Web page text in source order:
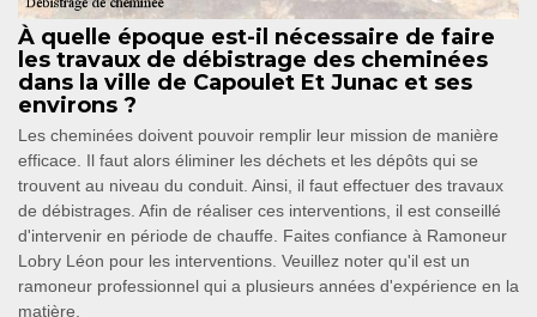
À quelle époque est-il nécessaire de faire
les travaux de débistrage des cheminées
dans la ville de Capoulet Et Junac et ses
environs ?
Les cheminées doivent pouvoir remplir leur mission de manière
efficace. Il faut alors éliminer les déchets et les dépôts qui se
trouvent au niveau du conduit. Ainsi, il faut effectuer des travaux
de débistrages. Afin de réaliser ces interventions, il est conseillé
d'intervenir en période de chauffe. Faites confiance à Ramoneur
Lobry Léon pour les interventions. Veuillez noter qu'il est un
ramoneur professionnel qui a plusieurs années d'expérience en la
matière.